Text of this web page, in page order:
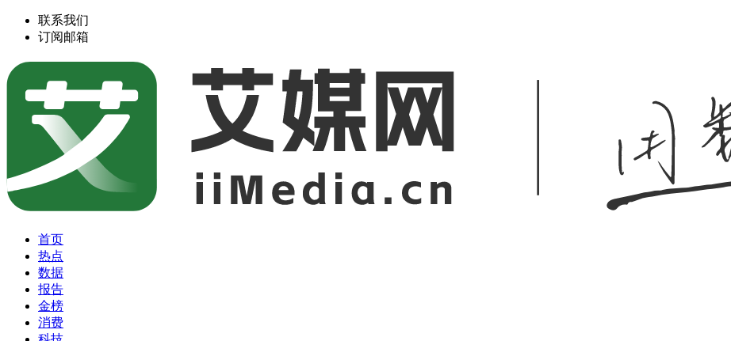
联系我们
订阅邮箱
首页
热点
数据
报告
金榜
消费